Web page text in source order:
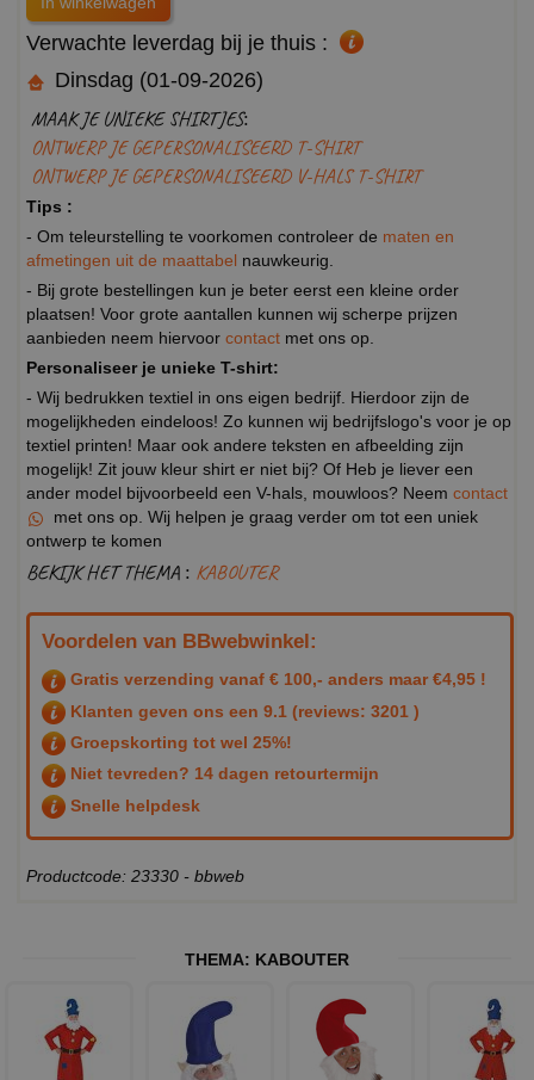
Verwachte leverdag bij je thuis :
Dinsdag (01-09-2026)
MAAK JE UNIEKE SHIRTJES:
ONTWERP JE GEPERSONALISEERD T-SHIRT
ONTWERP JE GEPERSONALISEERD V-HALS T-SHIRT
Tips :
- Om teleurstelling te voorkomen controleer de maten en
afmetingen uit de maattabel nauwkeurig.
- Bij grote bestellingen kun je beter eerst een kleine order
plaatsen! Voor grote aantallen kunnen wij scherpe prijzen
aanbieden neem hiervoor contact met ons op.
Personaliseer je unieke T-shirt:
- Wij bedrukken textiel in ons eigen bedrijf. Hierdoor zijn de
mogelijkheden eindeloos! Zo kunnen wij bedrijfslogo's voor je op
textiel printen! Maar ook andere teksten en afbeelding zijn
mogelijk! Zit jouw kleur shirt er niet bij? Of Heb je liever een
ander model bijvoorbeeld een V-hals, mouwloos? Neem contact
met ons op. Wij helpen je graag verder om tot een uniek
ontwerp te komen
BEKIJK HET THEMA : KABOUTER
Voordelen van BBwebwinkel:
Gratis verzending vanaf € 100,- anders maar €4,95 !
Klanten geven ons een 9.1 (reviews: 3201 )
Groepskorting tot wel 25%!
Niet tevreden? 14 dagen retourtermijn
Snelle helpdesk
Productcode: 23330 - bbweb
THEMA: KABOUTER